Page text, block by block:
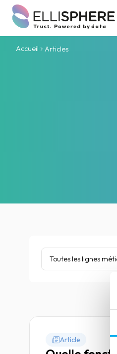
Accueil Articles
Toutes les lignes
Article